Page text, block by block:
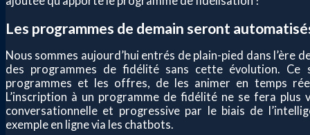
Les programmes de demain seront
Nous sommes aujourd’hui entrés de plain-pied dans l’ère
des programmes de fidélité sans cette évolution. Ce
programmes et les offres, de les animer en temps
L’inscription à un programme de fidélité ne se fera
conversationnelle et progressive par le biais de
exemple en ligne via les chatbots.